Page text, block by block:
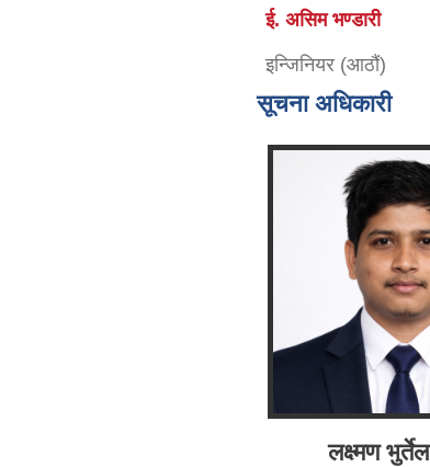
ई. असिम भण्डारी
इन्जिनियर (आठौं)
सूचना अधिकारी
लक्ष्मण भुर्तेल